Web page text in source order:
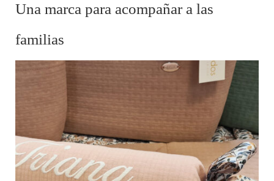
Una marca para acompañar a las
familias